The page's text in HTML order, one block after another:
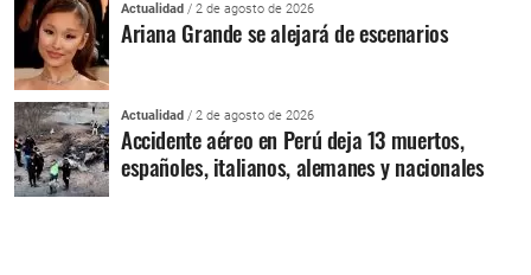
Actualidad / 2 de agosto de 2026
Ariana Grande se alejará de escenarios
Actualidad / 2 de agosto de 2026
Accidente aéreo en Perú deja 13 muertos,
españoles, italianos, alemanes y nacionales